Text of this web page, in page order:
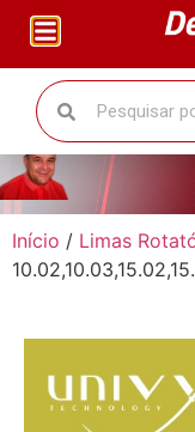
Início / Limas